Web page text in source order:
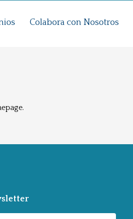
Colabora con Nosotros